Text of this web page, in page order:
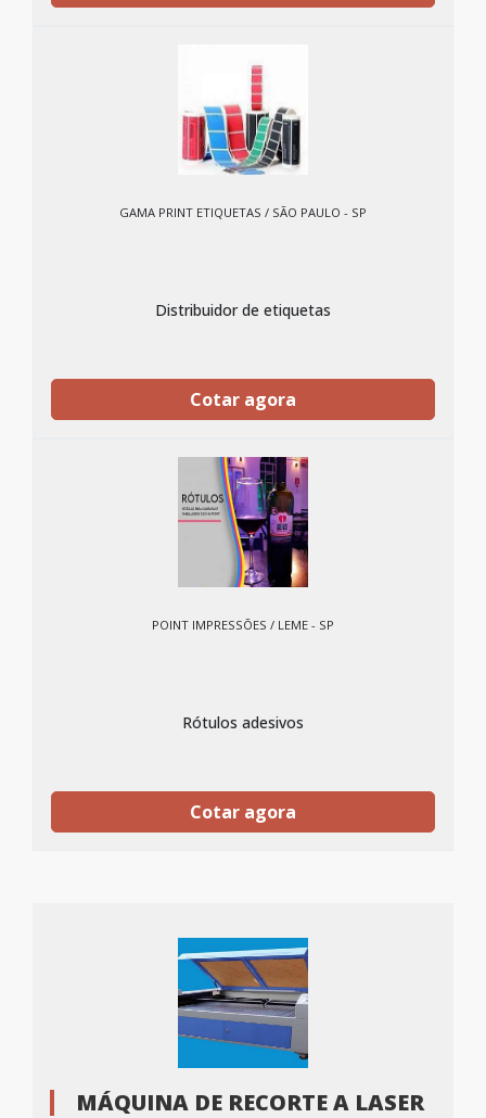
GAMA PRINT ETIQUETAS / SÃO PAULO - SP
Distribuidor de etiquetas
Cotar agora
POINT IMPRESSÕES / LEME - SP
Rótulos adesivos
Cotar agora
MÁQUINA DE RECORTE A LASER